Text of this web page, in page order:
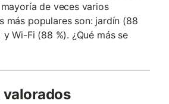
de veces varios
más populares son: jardín (88
Wi-Fi (88 %). ¿Qué más se
valorados